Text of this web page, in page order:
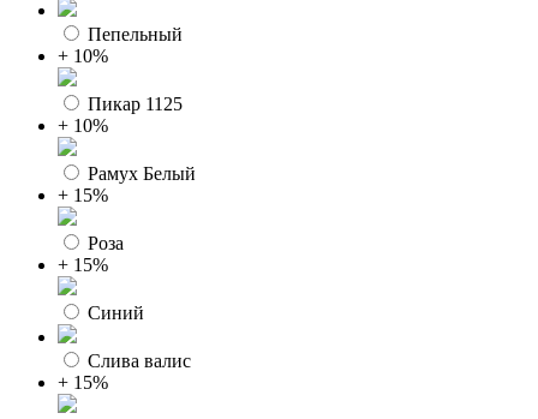
Пепельный
+ 10%
Пикар 1125
+ 10%
Рамух Белый
+ 15%
Роза
+ 15%
Синий
Слива валис
+ 15%